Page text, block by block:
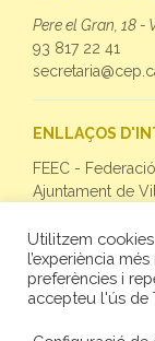
Pere el Gran, 18 -
93 817 22 41
ENLLAÇOS
FEEC -
Ajuntament de
SEGUEIX-NOS
Facebook
Twitter
Instagram
Utilitzem
l’experiència
preferències i
accepteu l'ús de